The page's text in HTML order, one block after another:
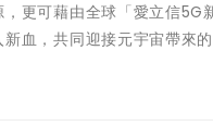
更可藉由全球「愛立信5G
血，共同迎接元宇宙帶來